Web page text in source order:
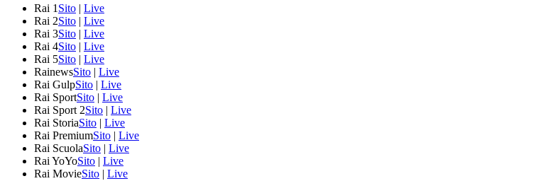
Rai 1 Sito | Live
Rai 2Sito | Live
Rai 3Sito | Live
Rai 4Sito | Live
Rai 5Sito | Live
RainewsSito | Live
Rai GulpSito | Live
Rai SportSito | Live
Rai Sport 2Sito | Live
Rai StoriaSito | Live
Rai PremiumSito | Live
Rai ScuolaSito | Live
Rai YoYoSito | Live
Rai MovieSito | Live